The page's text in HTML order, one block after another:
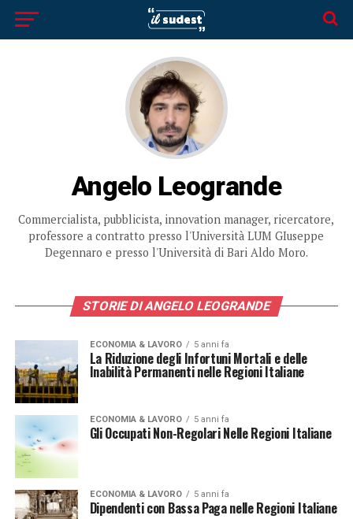
Angelo Leogrande
Commercialista, pubblicista, innovation manager, ricercatore,
professore a contratto presso l'Università LUM GIuseppe
Degennaro e presso l'Università di Bari Aldo Moro.
STORIE DI ANGELO LEOGRANDE
ECONOMIA & LAVORO 5 anni fa
La Riduzione degli Infortuni Mortali e delle
Inabilità Permanenti nelle Regioni Italiane
ECONOMIA & LAVORO 5 anni fa
Gli Occupati Non-Regolari Nelle Regioni Italiane
ECONOMIA & LAVORO 5 anni fa
Dipendenti con Bassa Paga nelle Regioni Italiane